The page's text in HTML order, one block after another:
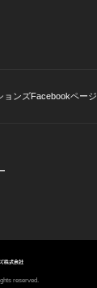
ョンズFacebookページ
reserved.